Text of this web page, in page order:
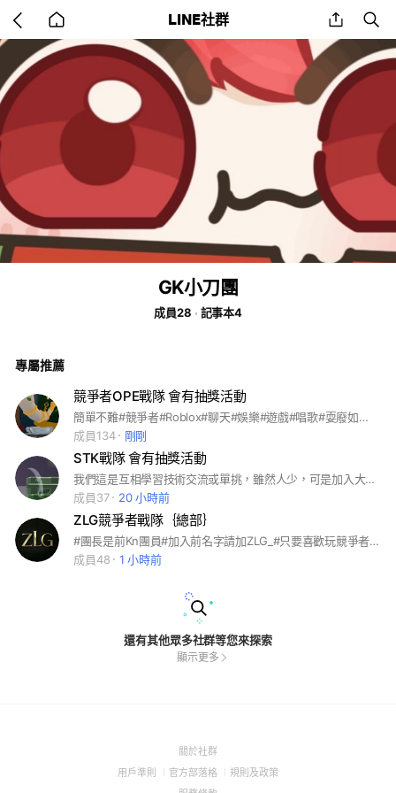
back
home
LINE社群 share
GK小刀團
成員28 記事本4
專屬推薦
競爭者OPE戰隊 會有抽獎活動
簡單不難#競爭者#Roblox#聊天#娛樂#遊戲#唱歌#耍廢如果你認為想玩時，卻沒人，來這裡就對了
成員134
剛剛
STK戰隊 會有抽獎活動
我們這是互相學習技術交流或單挑，雖然人少，可是加入大家都是朋友50抽一箱100人抽3箱°
成員37
20 小時前
ZLG競爭者戰隊｛總部｝
#團長是前Kn團員#加入前名字請加ZLG_#只要喜歡玩競爭者都可以進來#團長也有玩第五#娛樂性質
成員48
1 小時前
還有其他眾多社群等您來探索
顯示更多
關於社群(Open
用戶準則
(Open
官方部落格
(Open
規則及政策(Open